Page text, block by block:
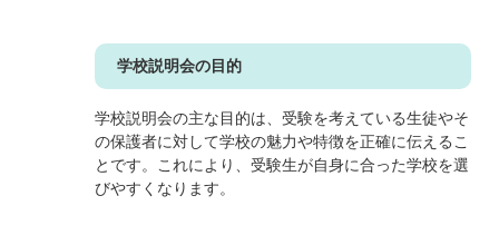
学校説明会の目的
学校説明会の主な目的は、受験を考えている生徒やそ
の保護者に対して学校の魅力や特徴を正確に伝えるこ
とです。これにより、受験生が自身に合った学校を選
びやすくなります。